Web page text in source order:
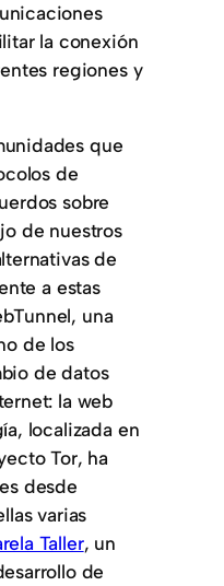
la conexión
regiones y
que
de
sobre
de nuestros
de
a estas
una
de los
de datos
la web
localizada en
Tor, ha
desde
varias
Taller, un
de